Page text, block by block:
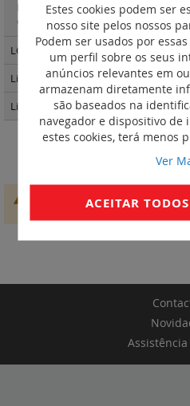
Separador para
Não conseguimos encontrar
LCS2 - painéis de interligação,
chicotes cat. 6(1)
LCS3 distribuição de energia(25)
Linkeo - Quadros e Armários(87)
Linkeo C cobre(31)
Assistência
Estes cookies podem ser
nosso site pelos nossos
Podem ser usados por
um perfil sobre os seus
anúncios relevantes em
armazenam diretamente
são baseados na
navegador e dispositivo
estes cookies, terá menos
Ver
ACEITAR